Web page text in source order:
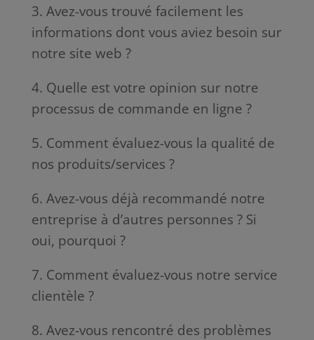
3. Avez-vous trouvé facilement les
informations dont vous aviez besoin sur
notre site web ?
4. Quelle est votre opinion sur notre
processus de commande en ligne ?
5. Comment évaluez-vous la qualité de
nos produits/services ?
6. Avez-vous déjà recommandé notre
entreprise à d’autres personnes ? Si
oui, pourquoi ?
7. Comment évaluez-vous notre service
clientèle ?
8. Avez-vous rencontré des problèmes